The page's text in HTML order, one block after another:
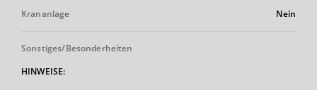
Krananlage Nein
Sonstiges/Besonderheiten
HINWEISE: